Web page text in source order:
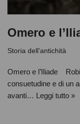
Omero e
Storia dell’antichità
Omero e l’Iliade
consuetudine e di un
avanti… Leggi tutto »